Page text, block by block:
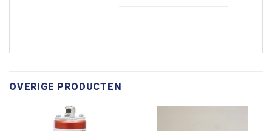
OVERIGE PRODUCTEN